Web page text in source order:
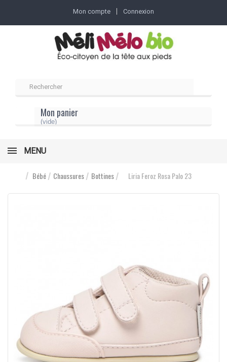
Mon compte Connexion
Mon panier
(vide)
MENU
Bébé Chaussures Bottines Liria Feroz Rosa Palo 23